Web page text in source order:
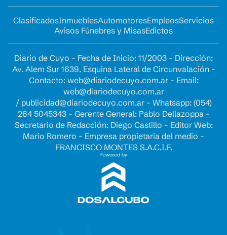
ClasificadosInmueblesAutomotoresEmpleosServicios
Avisos Fúnebres y MisasEdictos
Diario de Cuyo - Fecha de Inicio: 11/2003 - Dirección:
Av. Alem Sur 1639. Esquina Lateral de Circunvalación -
Contacto: web@diariodecuyo.com.ar- Email:
web@diariodecuyo.com.ar
/ publicidad@diariodecuyo.com.ar- Whatsapp: (054)
264 5045343 - Gerente General: Pablo Dellazoppa -
Secretario de Redacción: Diego Castillo - Editor Web:
Mario Romero - Empresa propietaria del medio -
FRANCISCO MONTES S.A.C.I.F.